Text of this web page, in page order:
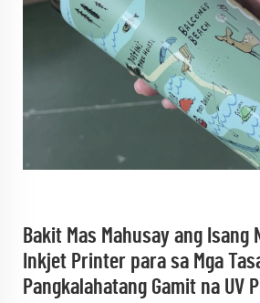
Bakit Mas Mahusay ang Isang
Inkjet Printer para sa Mga
Pangkalahatang Gamit na UV